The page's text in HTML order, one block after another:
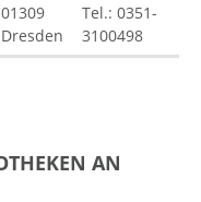
01309
Dresden
Tel.: 0351-
3100498
AN